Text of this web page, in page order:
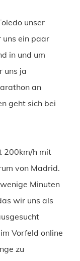
unser
uns ein paar
in und um
uns ja
an
geht sich bei
200km/h mit
von Madrid.
Minuten
wir uns als
Vorfeld online
zu